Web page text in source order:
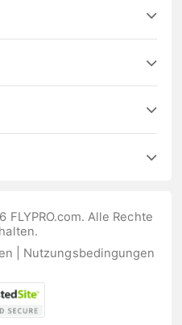
Alle Rechte
Nutzungsbedingungen